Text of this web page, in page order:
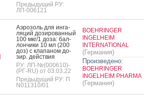
Предыдущий РУ:
ЛП-006121
А­эро­золь для ин­га­
ляций до­зиро­ван­ный
100 мкг/1 до­за: бал­
лончи­ки 10 мл (200
доз) с кла­паном до­
зир. дей­ствия
РУ: ЛП-№(000610)-
(РГ-RU) от 03.03.22
Предыдущий РУ: П
N011310/01
BOEHRINGER
INGELHEIM
INTERNATIONAL
(Германия)
Произведено:
BOEHRINGER
INGELHEIM PHARMA
(Германия)